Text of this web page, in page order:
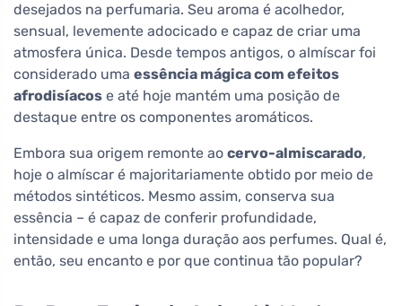
desejados na perfumaria. Seu aroma é acolhedor,
sensual, levemente adocicado e capaz de criar uma
atmosfera única. Desde tempos antigos, o almíscar foi
considerado uma essência mágica com efeitos
afrodisíacos e até hoje mantém uma posição de
destaque entre os componentes aromáticos.
Embora sua origem remonte ao cervo-almiscarado,
hoje o almíscar é majoritariamente obtido por meio de
métodos sintéticos. Mesmo assim, conserva sua
essência – é capaz de conferir profundidade,
intensidade e uma longa duração aos perfumes. Qual é,
então, seu encanto e por que continua tão popular?